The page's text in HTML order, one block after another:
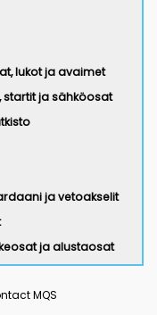
lukot ja avaimet
startit ja sähköosat
ja vetoakselit
ja alustaosat
MQS